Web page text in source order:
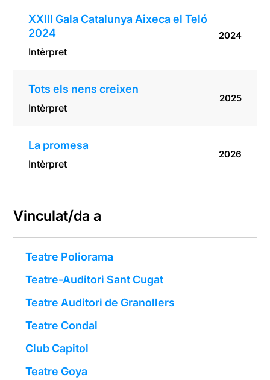
XXIII Gala Catalunya Aixeca el Teló
2024
Intèrpret
2024
Tots els nens creixen
Intèrpret
2025
La promesa
Intèrpret
2026
Vinculat/da a
Teatre Poliorama
Teatre-Auditori Sant Cugat
Teatre Auditori de Granollers
Teatre Condal
Club Capitol
Teatre Goya